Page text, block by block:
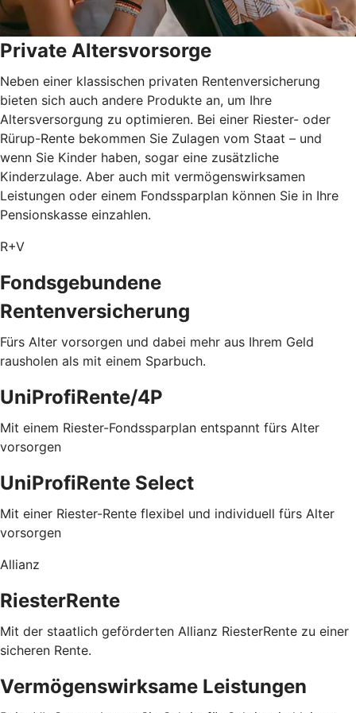
Private Altersvorsorge
Neben einer klassischen privaten Rentenversicherung
bieten sich auch andere Produkte an, um Ihre
Altersversorgung zu optimieren. Bei einer Riester- oder
Rürup-Rente bekommen Sie Zulagen vom Staat – und
wenn Sie Kinder haben, sogar eine zusätzliche
Kinderzulage. Aber auch mit vermögenswirksamen
Leistungen oder einem Fondssparplan können Sie in Ihre
Pensionskasse einzahlen.
R+V
Fondsgebundene
Rentenversicherung
Fürs Alter vorsorgen und dabei mehr aus Ihrem Geld
rausholen als mit einem Sparbuch.
UniProfiRente/4P
Mit einem Riester-Fondssparplan entspannt fürs Alter
vorsorgen
UniProfiRente Select
Mit einer Riester-Rente flexibel und individuell fürs Alter
vorsorgen
Allianz
RiesterRente
Mit der staatlich geförderten Allianz RiesterRente zu einer
sicheren Rente.
Vermögenswirksame Leistungen